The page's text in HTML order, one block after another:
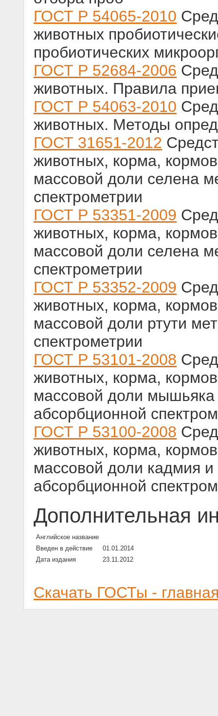
ГОСТ Р 54065-2010
животных
пробиотических
ГОСТ Р 52684-2006
животных. Правила
ГОСТ Р 54063-2010
животных. Методы
ГОСТ 31651-2012
животных, корма,
массовой доли селена
спектрометрии
ГОСТ Р 53351-2009
животных, корма,
массовой доли селена
спектрометрии
ГОСТ Р 53352-2009
животных, корма,
массовой доли ртути
спектрометрии
ГОСТ Р 53101-2008
животных, корма,
массовой доли
абсорбционной
ГОСТ Р 53100-2008
животных, корма,
массовой доли кадмия
абсорбционной
Дополнительная
Английское название
Введен в действие
01.01.2014
Дата издания
23.11.2012
Скачать ГОСТы -